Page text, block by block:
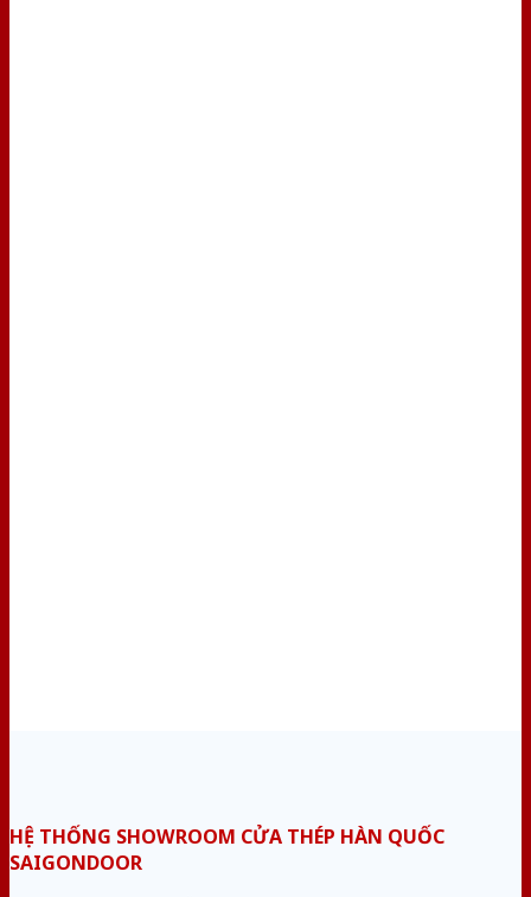
HỆ THỐNG SHOWROOM CỬA THÉP HÀN QUỐC
SAIGONDOOR